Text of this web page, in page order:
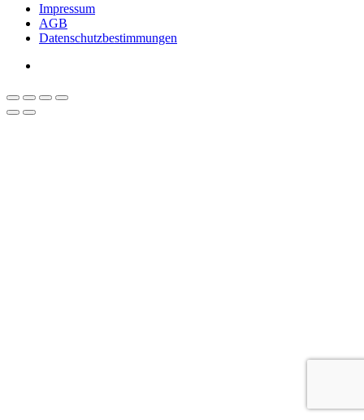
Impressum
AGB
Datenschutzbestimmungen